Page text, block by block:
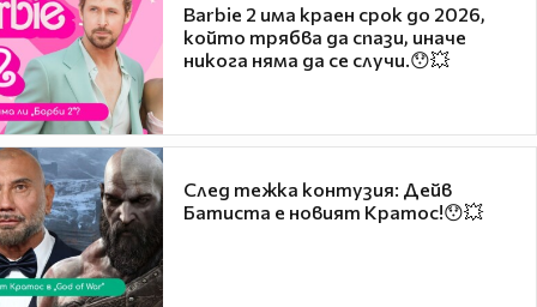
Barbie 2 има краен срок до 2026,
който трябва да спази, иначе
никога няма да се случи.😯💥
След тежка контузия: Дейв
Батиста е новият Кратос!😯💥